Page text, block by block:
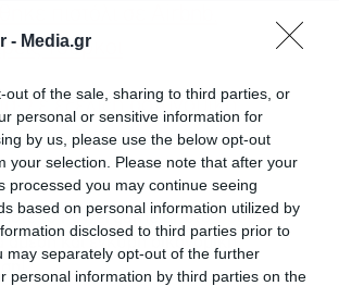
- Media.gr
out of the sale, sharing to third parties, or
personal or sensitive information for
by us, please use the below opt-out
your selection. Please note that after your
processed you may continue seeing
based on personal information utilized by
disclosed to third parties prior to
may separately opt-out of the further
personal information by third parties on the
Τούρκοι
Σε εξέλιξη αστυνομική
Αθήνα, Θεσσαλονίκη
το Powergame.gr στοGoogle
άμεση και έγκυρη οικονομική